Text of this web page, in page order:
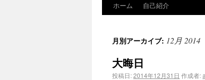
ホーム 自己紹介
月別アーカイブ: 12月 2014
大晦日
投稿日:2014年12月31日 作成者: